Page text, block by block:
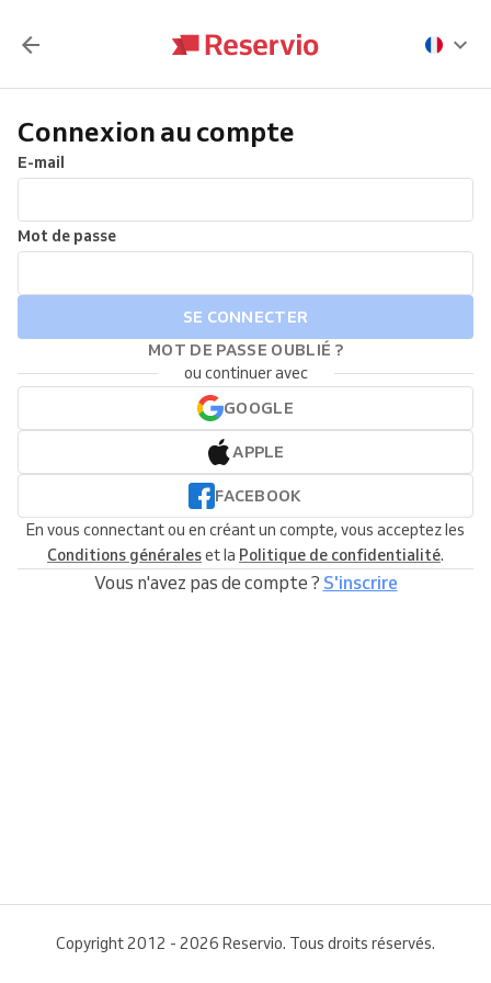
Connexion au compte
E-mail
Mot de passe
SE CONNECTER
MOT DE PASSE OUBLIÉ ?
ou continuer avec
GOOGLE
APPLE
FACEBOOK
En vous connectant ou en créant un compte, vous acceptez les
Conditions généraleset la Politique de confidentialité.
Vous n'avez pas de compte ? S'inscrire
Copyright 2012 - 2026 Reservio. Tous droits réservés.